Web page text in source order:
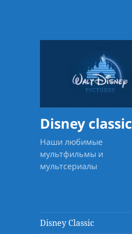
Disney classic
Наши любимые
мультфильмы и
мультсериалы
Disney Classic